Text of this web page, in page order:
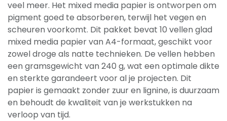
veel meer. Het mixed media papier is ontworpen om
pigment goed te absorberen, terwijl het vegen en
scheuren voorkomt. Dit pakket bevat 10 vellen glad
mixed media papier van A4-formaat, geschikt voor
zowel droge als natte technieken. De vellen hebben
een gramsgewicht van 240 g, wat een optimale dikte
en sterkte garandeert voor al je projecten. Dit
papier is gemaakt zonder zuur en lignine, is duurzaam
en behoudt de kwaliteit van je werkstukken na
verloop van tijd.